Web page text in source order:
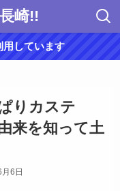
崎!!
用しています
りカステ
来を知って土
6日